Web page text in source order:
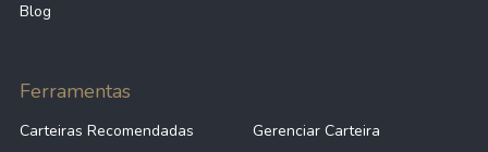
Blog
Ferramentas
Carteiras Recomendadas
Gerenciar Carteira